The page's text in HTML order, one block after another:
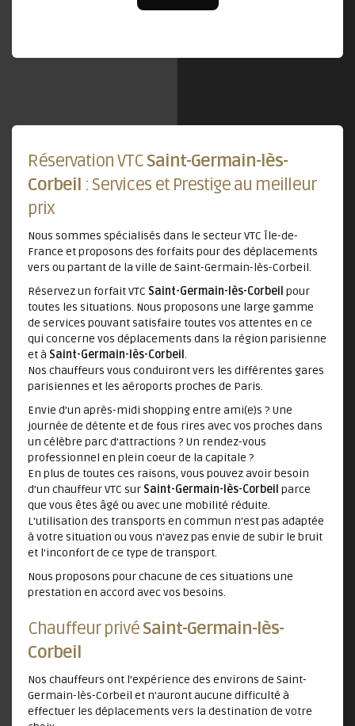
Réservation VTCSaint-Germain-lès-
Corbeil : Services et Prestige au meilleur
prix
Nous sommes spécialisés dans le secteur VTC Île-de-
France et proposons des forfaits pour des déplacements
vers ou partant de la ville de Saint-Germain-lès-Corbeil.
Réservez un forfait VTC Saint-Germain-lès-Corbeil pour
toutes les situations. Nous proposons une large gamme
de services pouvant satisfaire toutes vos attentes en ce
qui concerne vos déplacements dans la région parisienne
et à Saint-Germain-lès-Corbeil .
Nos chauffeurs vous conduiront vers les différentes gares
parisiennes et les aéroports proches de Paris.
Envie d’un après-midi shopping entre ami(e)s ? Une
journée de détente et de fous rires avec vos proches dans
un célèbre parc d’attractions ? Un rendez-vous
professionnel en plein coeur de la capitale ?
En plus de toutes ces raisons, vous pouvez avoir besoin
d’un chauffeur VTC sur Saint-Germain-lès-Corbeil parce
que vous êtes âgé ou avec une mobilité réduite.
L'utilisation des transports en commun n'est pas adaptée
à votre situation ou vous n'avez pas envie de subir le bruit
et l'inconfort de ce type de transport.
Nous proposons pour chacune de ces situations une
prestation en accord avec vos besoins.
Chauffeur privéSaint-Germain-lès-
Corbeil
Nos chauffeurs ont l’expérience des environs de Saint-
Germain-lès-Corbeil et n'auront aucune difficulté à
effectuer les déplacements vers la destination de votre